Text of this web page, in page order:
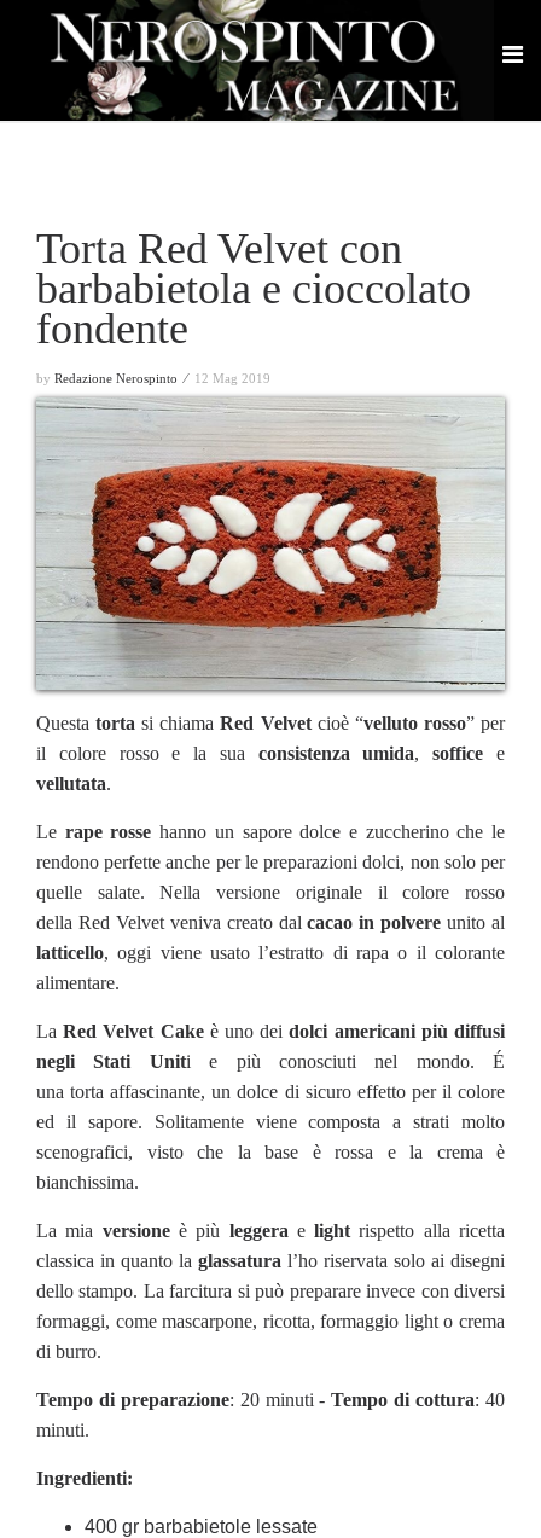
Torta Red Velvet con
barbabietola e cioccolato
fondente
by Redazione Nerospinto ⁄ 12 Mag 2019
Questatorta si chiamaRed Velvetcioè “velluto rosso” per
il colore rosso e la sua consistenza umida, sofficee
vellutata.
Le rape rosse hanno un sapore dolce e zuccherino che le
rendono perfette anche per le preparazioni dolci, non solo per
quelle salate. Nella versione originale il colore rosso
della Red Velvet veniva creato dalcacao in polvere unito al
latticello, oggi viene usato l’estratto di rapa o il colorante
alimentare.
LaRed Velvet Cakeè uno deidolci americani più diffusi
negli Stati Uniti e più conosciuti nel mondo. É
una torta affascinante, un dolce di sicuro effetto per il colore
ed il sapore. Solitamente viene composta a strati molto
scenografici, visto che la base è rossa e la crema è
bianchissima.
La mia versioneè più leggera elight rispetto alla ricetta
classica in quanto la glassatura l’ho riservata solo ai disegni
dello stampo. La farcitura si può preparare invece con diversi
formaggi, come mascarpone, ricotta, formaggio light o crema
di burro.
Tempo di preparazione: 20 minuti -Tempo di cottura: 40
minuti.
Ingredienti:
400 gr barbabietole lessate